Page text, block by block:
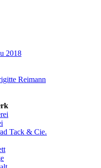
2018
Reimann
Tack & Cie.